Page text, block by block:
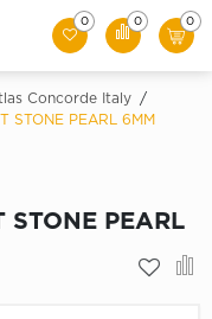
0 0 0
Concorde Italy
/
STONE PEARL 6MM
PEARL